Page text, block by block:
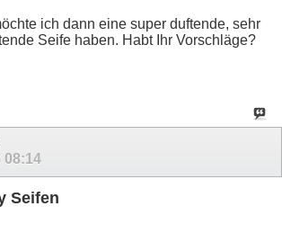
ich dann eine super duftende, sehr
Seife haben. Habt Ihr Vorschläge?
08:14
Seifen